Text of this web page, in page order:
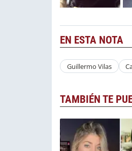
EN ESTA NOTA
Guillermo Vilas
TAMBIÉN TE